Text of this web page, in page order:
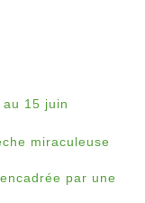
15 juin
miraculeuse
par une